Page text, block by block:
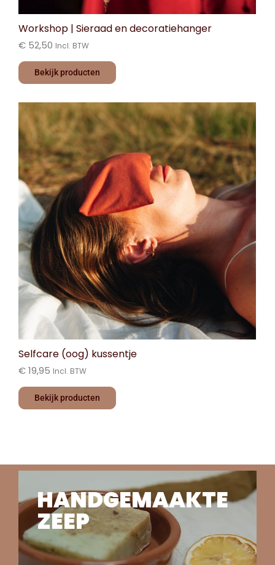
Workshop | Sieraad en decoratiehanger
€ 52,50 Incl. BTW
Bekijk producten
Selfcare (oog) kussentje
€19,95 Incl. BTW
Bekijk producten
HANDGEMAAKTE
ZEEP